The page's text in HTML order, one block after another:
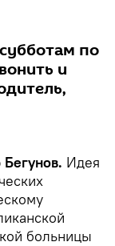
по
и
Идея
больницы